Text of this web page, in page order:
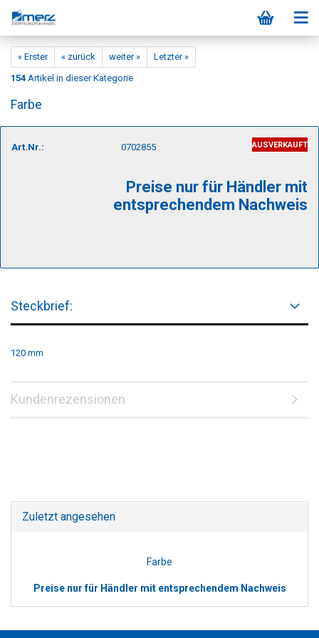
« Erster « zurück weiter »
Letzter »
154 Artikel in dieser Kategorie
Farbe
AUSVERKAUFT
Art.Nr.: 0702855
Preise nur für Händler mit
entsprechendem Nachweis
Steckbrief:
120 mm
Kundenrezensionen
Zuletzt angesehen
Farbe
Preise nur für Händler mit entsprechendem Nachweis